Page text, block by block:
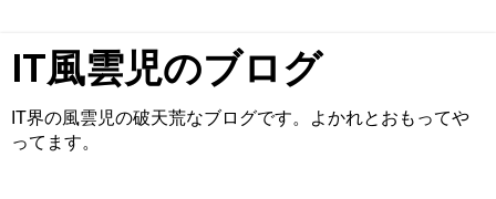
IT風雲児のブログ
IT界の風雲児の破天荒なブログです。よかれとおもってや
ってます。